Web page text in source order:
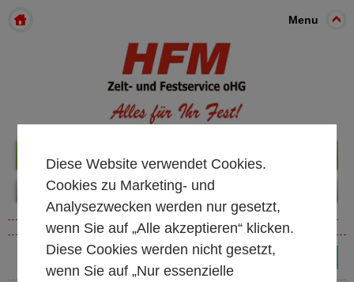
Menu
+49 261 98899933
Diese Website verwendet Cookies.
Cookies zu Marketing- und
Analysezwecken werden nur gesetzt,
wenn Sie auf „Alle akzeptieren“ klicken.
Diese Cookies werden nicht gesetzt,
wenn Sie auf „Nur essenzielle